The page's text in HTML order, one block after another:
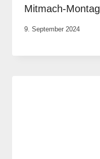
Mitmach-Montag
Von
Krause
9. September 2024